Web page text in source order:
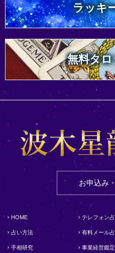
ラッキ
無料タ
お申込み
HOME
占い方法
手相研究
テレフォン
有料メール
事業経営鑑定